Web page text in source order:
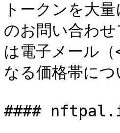
トークンを大
のお問い合
は電子メール
なる価格帯に
####